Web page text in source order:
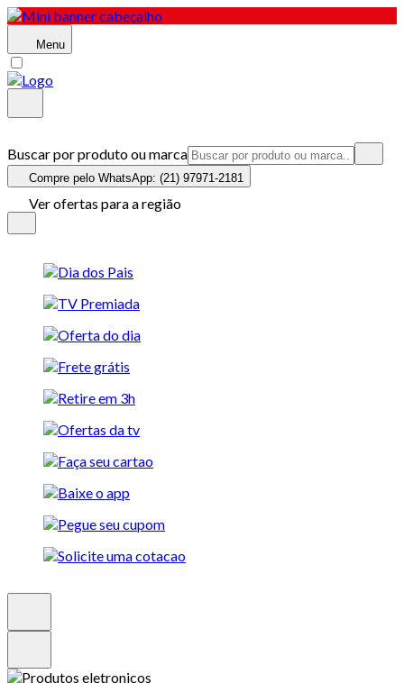
Menu
Buscar por produto ou marca
Compre pelo WhatsApp: (21) 97971-2181
Ver ofertas para a região